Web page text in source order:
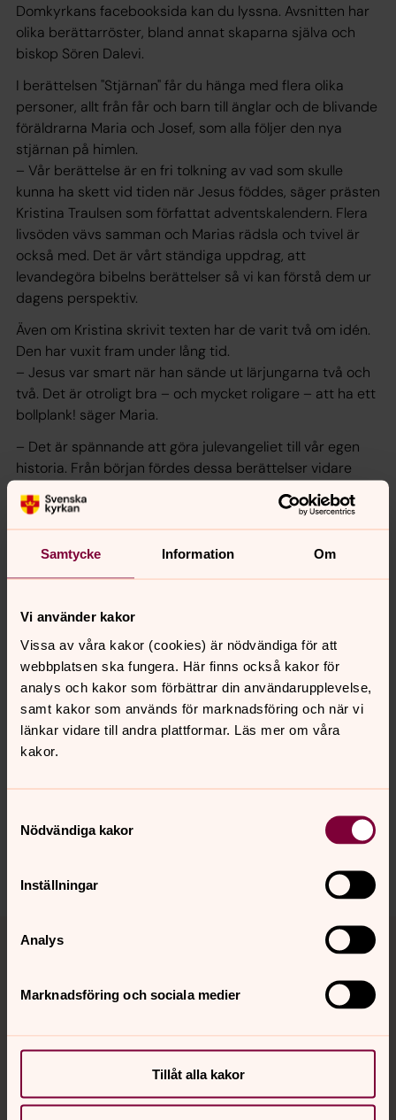
Samtycke Information Om
Vi använder kakor
Vissa av våra kakor (cookies) är nödvändiga för att
webbplatsen ska fungera. Här finns också kakor för
analys och kakor som förbättrar din användarupplevelse,
samt kakor som används för marknadsföring och när vi
länkar vidare till andra plattformar. Läs mer om våra
kakor.
Nödvändiga kakor
Inställningar
Analys
Marknadsföring och sociala medier
Tillåt alla kakor
Domkyrkans facebooksida kan du lyssna. Avsnitten har
olika berättarröster, bland annat skaparna själva och
biskop Sören Dalevi.
I berättelsen "Stjärnan" får du hänga med flera olika
personer, allt från får och barn till änglar och de blivande
föräldrarna Maria och Josef, som alla följer den nya
stjärnan på himlen.
– Vår berättelse är en fri tolkning av vad som skulle
kunna ha skett vid tiden när Jesus föddes, säger prästen
Kristina Traulsen som författat adventskalendern. Flera
livsöden vävs samman och Marias rädsla och tvivel är
också med. Det är vårt ständiga uppdrag, att
levandegöra bibelns berättelser så vi kan förstå dem ur
dagens perspektiv.
Även om Kristina skrivit texten har de varit två om idén.
Den har vuxit fram under lång tid.
– Jesus var smart när han sände ut lärjungarna två och
två. Det är otroligt bra – och mycket roligare – att ha ett
bollplank! säger Maria.
– Det är spännande att göra julevangeliet till vår egen
historia. Från början fördes dessa berättelser vidare
muntligt och då blev det säkerligen en hel del olika
tolkningar. Och den här gången får ni höra vår, säger
Maria Olofsdotter Bråkenhielm.
Stjärnan - en adventskalender att
lyssna på
I berättelsen "Stjärnan" får du hänga med flera olika
personer, allt från får och barn till änglar och de blivande
föräldrarna Maria och Josef, som alla följer den nya
stjärnan på himlen.
Synpunkter eller frågor på sidans
karlstads.pastorat@svenskakyrkan.se